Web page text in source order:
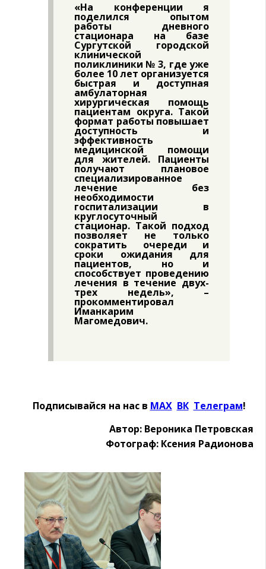
«На конференции я
поделился опытом
работы дневного
стационара на базе
Сургутской городской
клинической
поликлиники № 3, где уже
более 10 лет организуется
быстрая и доступная
амбулаторная
хирургическая помощь
пациентам округа. Такой
формат работы повышает
доступность и
эффективность
медицинской помощи
для жителей. Пациенты
получают плановое
специализированное
лечение без
необходимости
госпитализации в
круглосуточный
стационар. Такой подход
позволяет не только
сократить очереди и
сроки ожидания для
пациентов, но и
способствует проведению
лечения в течение двух-
трех недель», –
прокомментировал
Иманкарим
Магомедович.
Подписывайся на нас в MAXӀ ВКӀ Телеграм!
Автор: Вероника Петровская
Фотограф: Ксения Радионова